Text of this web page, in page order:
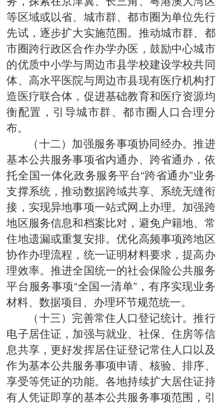
等区域或以省、城市群、都市圈为单位先行
先试，逐步扩大实施范围。推动城市群、都
市圈跨行政区合作办学办医，鼓励中心城市
的优质中小学与周边市县学校建设学校共同
体、高水平医院与周边市县现有医疗机构打
造医疗联合体，促进基础教育和医疗资源均
衡配置，引导城市群、都市圈人口合理分
布。
（十二）加强服务事项协同经办。推进
基本公共服务事项省内通办、跨省通办，依
托全国一体化政务服务平台“跨省通办”业务
支撑系统，推动数据跨域共享、系统无缝衔
接，实现异地事项一站式网上办理。加强跨
地区服务信息和档案比对，避免户籍地、常
住地遗漏或重复安排。优化高频事项跨地区
协作办理流程，统一证明材料要求，提高办
理效率。推进全国统一的社会保险公共服务
平台服务事项“全国一清单”，有序实现业务
材料、数据项目、办理环节规范统一。
（十三）完善常住人口登记统计。推行
电子居住证，加强与就业、社保、住房等信
息共享，更好发挥居住证登记常住人口以及
作为基本公共服务事项申请、核验、排序、
享受等凭证的功能。各地持续扩大居住证持
有人凭证即享的基本公共服务事项范围，引